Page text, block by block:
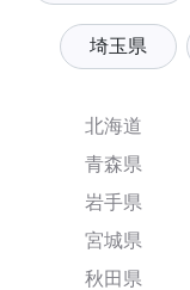
埼玉県
北海道
青森県
岩手県
宮城県
秋田県